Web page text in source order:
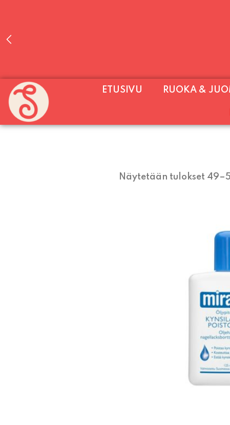
PALVELEMME PÄIVITTÄIN (MA-SU KLO 11-
SU)
ETUSIVU RUOKA &
Näytetään tulokset